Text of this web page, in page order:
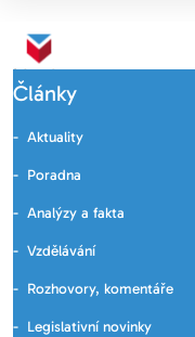
Články
Aktuality
Poradna
Analýzy a fakta
Vzdělávání
Rozhovory, komentáře
Legislativní novinky